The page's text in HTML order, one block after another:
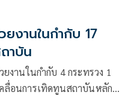
งานในกำกับ 17
าบัน
านในกำกับ 4 กระทรวง 1